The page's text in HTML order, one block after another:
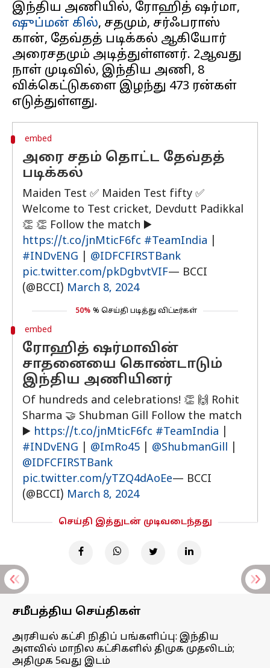
இந்திய அணியில், ரோஹித் ஷர்மா,
ஷுப்மன் கில், சதமும், சர்ஃபராஸ்
கான், தேவ்தத் படிக்கல் ஆகியோர்
அரைசதமும் அடித்துள்ளனர். 2ஆவது
நாள் முடிவில், இந்திய அணி, 8
விக்கெட்டுகளை இழந்து 473 ரன்கள்
embed
அரை சதம் தொட்ட தேவ்தத்
படிக்கல்
Maiden Test ✅ Maiden Test fifty ✅
Welcome to Test cricket, Devdutt Padikkal
👏 👏 Follow the match ▶️
https://t.co/jnMticF6fc #TeamIndia
#INDvENG
@IDFCFIRSTBank
pic.twitter.com/pkDgbvtVIF— BCCI
(@BCCI) March 8, 2024
50% % செய்தி படித்து விட்டீர்கள்
embed
ரோஹித் ஷர்மாவின்
சாதனையை கொண்டாடும்
இந்திய அணியினர்
Of hundreds and celebrations! 👏 🙌 Rohit
Sharma 🤝 Shubman Gill Follow the match
▶️ https://t.co/jnMticF6fc #TeamIndia
#INDvENG
@ImRo45 @ShubmanGill
@IDFCFIRSTBank
pic.twitter.com/yTZQ4dAoEe— BCCI
(@BCCI) March 8, 2024
செய்தி இத்துடன் முடிவடைந்தது
சமீபத்திய செய்திகள்
அரசியல் கட்சி நிதிப் பங்களிப்பு: இந்திய
அளவில் மாநில கட்சிகளில் திமுக முதலிடம்;
அதிமுக 5வது இடம்